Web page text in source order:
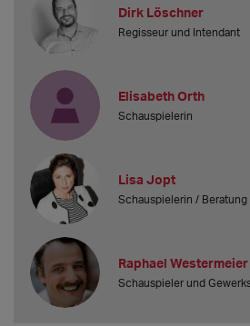
Dirk Löschner
Regisseur und Intendant
Elisabeth Orth
Schauspielerin
Lisa Jopt
Schauspielerin /
Raphael Westermeier
Schauspieler und